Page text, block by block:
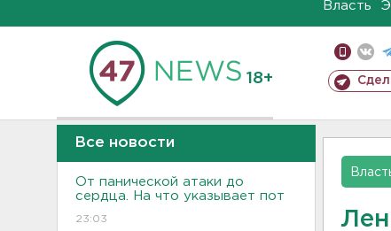
Власть
18+
Все новости
От панической атаки до
сердца. На что указывает пот
23:03